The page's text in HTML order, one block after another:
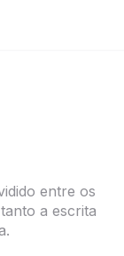
entre os
a escrita